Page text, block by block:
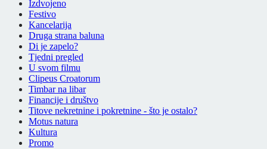
Izdvojeno
Festivo
Kancelarija
Druga strana baluna
Di je zapelo?
Tjedni pregled
U svom filmu
Clipeus Croatorum
Timbar na libar
Financije i društvo
Titove nekretnine i pokretnine - što je ostalo?
Motus natura
Kultura
Promo